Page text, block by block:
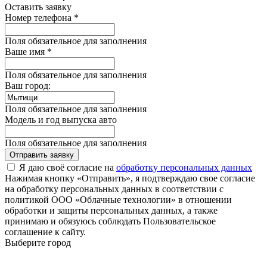
Оставить заявку
Номер телефона *
Поля обязательное для заполнения
Ваше имя *
Поля обязательное для заполнения
Ваш город:
Поля обязательное для заполнения
Модель и год выпуска авто
Поля обязательное для заполнения
Отправить заявку
Я даю своё согласие на обработку персональных данных
Нажимая кнопку «Отправить», я подтверждаю свое согласие
на обработку персональных данных в соответствии с
политикой ООО «Облачные технологии» в отношении
обработки и защиты персональных данных, а также
принимаю и обязуюсь соблюдать Пользовательское
соглашение к сайту.
Выберите город